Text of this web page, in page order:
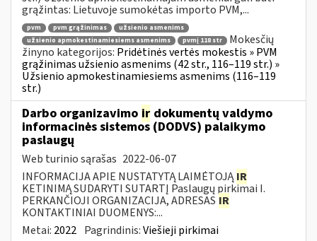
grąžintas: Lietuvoje sumokėtas importo PVM,...
pvm pvm grąžinimas
užsienio asmenims
užsienio apmokestinamiesiems asmenims
pvmį 118 str
Mokesčių
žinyno kategorijos: Pridėtinės vertės mokestis » PVM
grąžinimas užsienio asmenims (42 str., 116–119 str.) »
Užsienio apmokestinamiesiems asmenims (116–119
str.)
Darbo organizavimo ir dokumentų valdymo
informacinės sistemos (DODVS) palaikymo
paslaugų
Web turinio sąrašas 2022-06-07
INFORMACIJA APIE NUSTATYTĄ LAIMĖTOJĄIR
KETINIMĄ SUDARYTI SUTARTĮ Paslaugų pirkimai I.
PERKANČIOJI ORGANIZACIJA, ADRESAS IR
KONTAKTINIAI DUOMENYS:...
Metai: 2022 Pagrindinis:Viešieji pirkimai